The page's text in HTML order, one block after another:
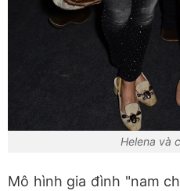
Helena và
Mô hình gia đình "nam